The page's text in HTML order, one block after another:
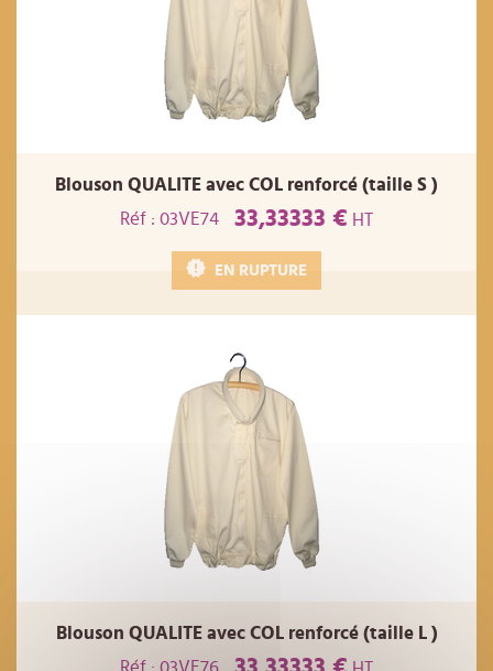
Blouson QUALITE avec COL renforcé (taille S )
Réf : 03VE74
33,33333 € HT
EN RUPTURE
Blouson QUALITE avec COL renforcé (taille L )
Réf : 03VE76